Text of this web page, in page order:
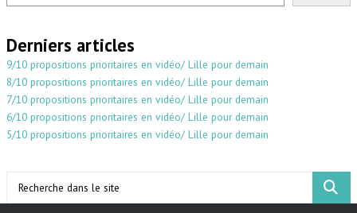
Derniers articles
9/10 propositions prioritaires en vidéo/ Lille pour demain
8/10 propositions prioritaires en vidéo/ Lille pour demain
7/10 propositions prioritaires en vidéo/ Lille pour demain
6/10 propositions prioritaires en vidéo/ Lille pour demain
5/10 propositions prioritaires en vidéo/ Lille pour demain